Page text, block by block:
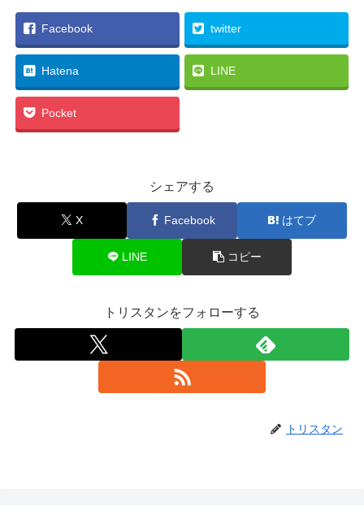
Facebook twitter
Hatena LINE
Pocket
シェアする
X Facebook はてブ
LINE コピー
トリスタンをフォローする
トリスタン